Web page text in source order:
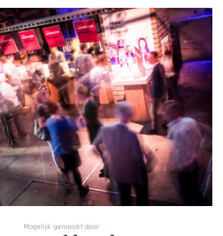
Mogelijk gemaakt door